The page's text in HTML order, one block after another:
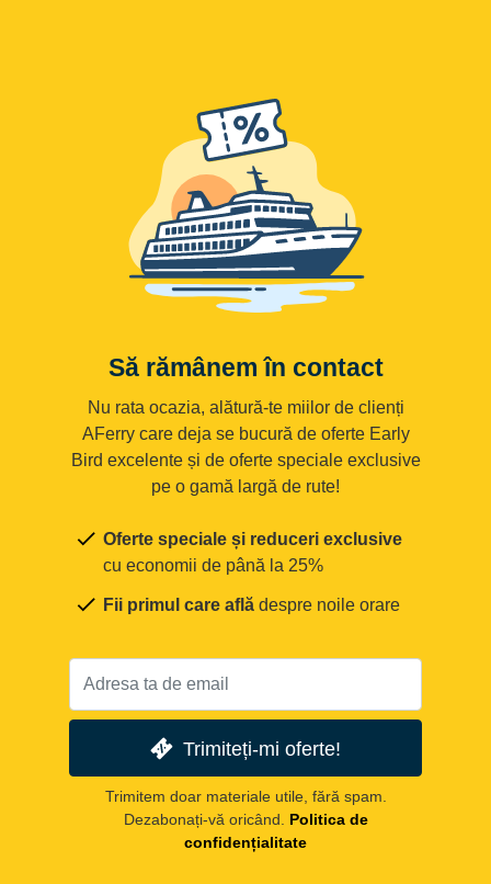
Să rămânem în contact
Nu rata ocazia, alătură-te miilor de clienți
AFerry care deja se bucură de oferte Early
Bird excelente și de oferte speciale exclusive
pe o gamă largă de rute!
Oferte speciale și reduceri exclusive
cu economii de până la 25%
Fii primul care află despre noile orare
Trimiteți-mi oferte!
Trimitem doar materiale utile, fără spam.
Dezabonați-vă oricând.
Politica de
confidențialitate